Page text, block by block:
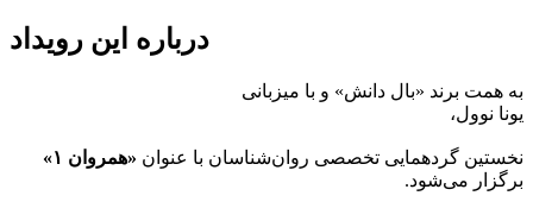
درباره این رویداد
به همت برند «بال دانش» و با میزبانی
یونا نوول،
نخستین گردهمایی تخصصی روان‌شناسان با عنوان «همروان ۱»
برگزار می‌شود.